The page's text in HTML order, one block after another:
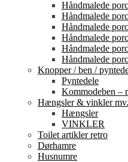
Håndmalede
Håndmalede
Håndmalede
Håndmalede
Håndmalede
Håndmalede
Knopper / ben /
Pyntedele
Kommodeben –
Hængsler & vinkler mv.
Hængsler
VINKLER
Toilet artikler retro
Dørhamre
Husnumre